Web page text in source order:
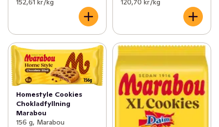
152,61 kr /kg 120,70 kr /kg
Homestyle Cookies
Chokladfyllning
Marabou
156 g, Marabou